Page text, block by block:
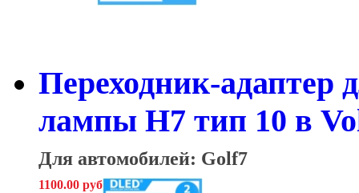
Переходник-адаптер
лампы H7 тип 10 в
Для автомобилей: Golf7
1100.00 руб